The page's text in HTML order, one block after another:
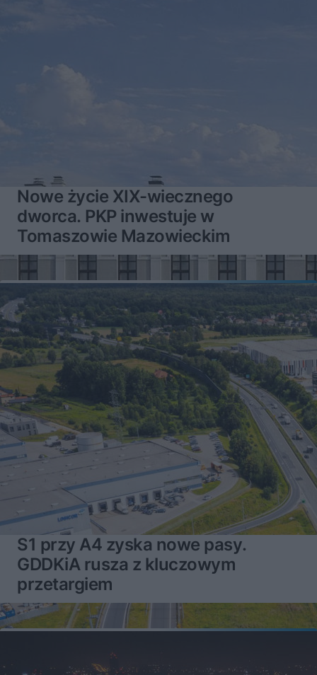
Nowe życie XIX-wiecznego
dworca. PKP inwestuje w
Tomaszowie Mazowieckim
S1 przy A4 zyska nowe pasy.
GDDKiA rusza z kluczowym
przetargiem